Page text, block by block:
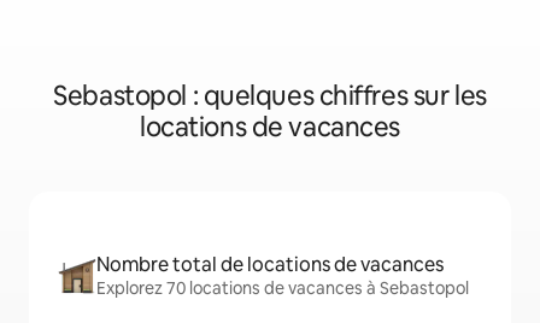
Sebastopol : quelques chiffres sur les
locations de vacances
Nombre total de locations de vacances
Explorez 70 locations de vacances à Sebastopol